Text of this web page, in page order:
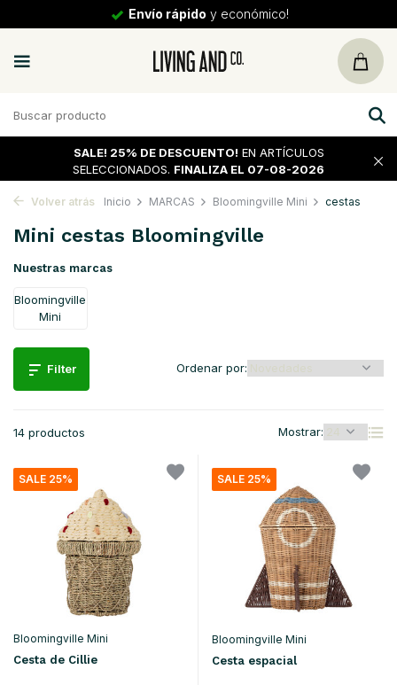
Envío rápido y económico!
SALE! 25% DE DESCUENTO! EN ARTÍCULOS
SELECCIONADOS. FINALIZA EL 07-08-2026
Volver atrás Inicio MARCAS Bloomingville Mini cestas
Mini cestas Bloomingville
Nuestras marcas
Bloomingville
Mini
Filter
14 productos Mostrar:
Ordenar por:
SALE 25%
Bloomingville Mini
Cesta de Cillie
SALE 25%
Bloomingville Mini
Cesta espacial